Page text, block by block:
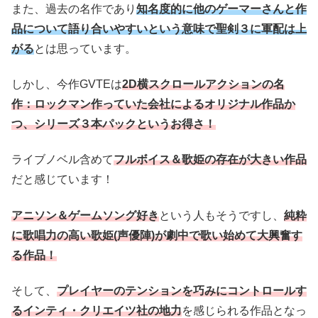
また、過去の名作であり 知名度的に他のゲーマーさんと作
品について語り合いやすいという意味で聖剣３に軍配は上
がるとは思っています。
しかし、今作GVTEは2D横スクロールアクションの名
作：ロックマン作っていた会社によるオリジナル作品か
つ、シリーズ３本パックというお得さ！
ライブノベル含めてフルボイス＆歌姫の存在が大きい作品
だと感じています！
アニソン＆ゲームソング好きという人もそうですし、 純粋
に歌唱力の高い歌姫(声優陣)が劇中で歌い始めて大興奮す
る作品！
そして、 プレイヤーのテンションを巧みにコントロールす
るインティ・クリエイツ社の地力を感じられる作品となっ